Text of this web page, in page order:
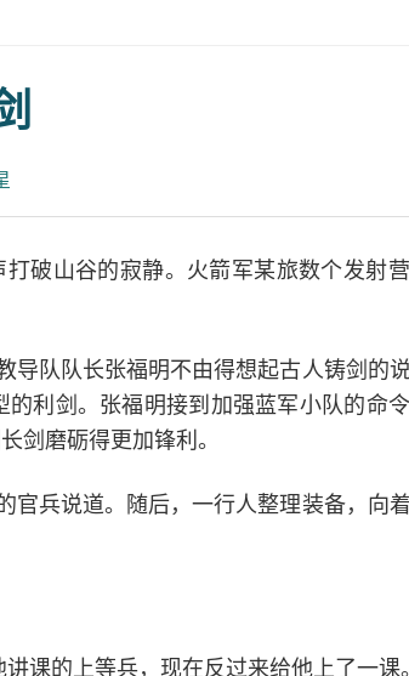
破山谷的寂静。火箭军某旅数个发射
导队队长张福明不由得想起古人铸剑的
利剑。张福明接到加强蓝军小队的命
剑磨砺得更加锋利。
官兵说道。随后，一行人整理装备，向
课的上等兵，现在反过来给他上了一课。